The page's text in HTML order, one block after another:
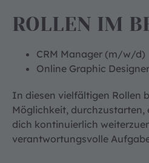
ROLLEN IM
CRM Manager (m/w/d)
Online Graphic
In diesen vielfältigen Rollen
Möglichkeit, durchzustarten,
dich kontinuierlich
verantwortungsvolle